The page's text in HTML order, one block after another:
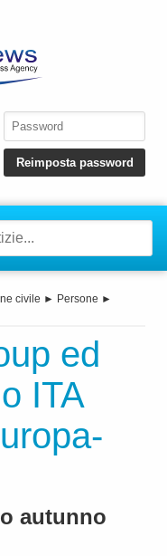
civile ► Persone ►
ed
ITA
autunno